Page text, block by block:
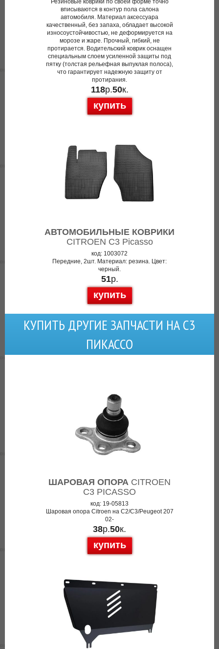
Резиновые коврики по своей форме точно
вписываются в контур пола салона
автомобиля. Материал аксессуара
качественный, без запаха, обладает высокой
износоустойчивостью, не деформируется на
морозе и жаре. Прочный, гибкий, не
протирается. Водительский коврик оснащен
специальным слоем усиленной защиты под
пятку (толстая рельефная выпуклая полоса),
что гарантирует надежную защиту от
протирания.
118р.50к.
купить
АВТОМОБИЛЬНЫЕ КОВРИКИ
CITROEN C3 Picasso
код: 1003072
Передние, 2шт. Материал: резина. Цвет:
черный.
51р.
купить
КУПИТЬ ДРУГИЕ ЗАПЧАСТИ НА C3
ПИКАССО
ШАРОВАЯ ОПОРА CITROEN
C3 PICASSO
код: 19-05813
Шаровая опора Citroen на C2/C3/Peugeot 207
02-
38р.50к.
купить